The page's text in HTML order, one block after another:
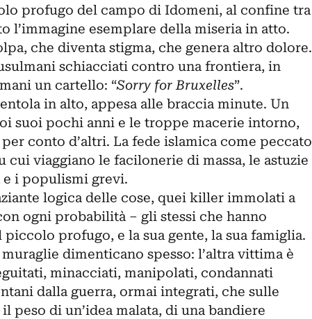
profugo del campo di Idomeni, al confine tra
l’immagine esemplare della miseria in atto.
che diventa stigma, che genera altro dolore.
schiacciati contro una frontiera, in
un cartello: “Sorry for Bruxelles”.
in alto, appesa alle braccia minute. Un
suoi pochi anni e le troppe macerie intorno,
conto d’altri. La fede islamica come peccato
cui viaggiano le facilonerie di massa, le astuzie
e i populismi grevi.
logica delle cose, quei killer immolati a
ogni probabilità – gli stessi che hanno
profugo, e la sua gente, la sua famiglia.
dimenticano spesso: l’altra vittima è
minacciati, manipolati, condannati
dalla guerra, ormai integrati, che sulle
peso di un’idea malata, di una bandiere